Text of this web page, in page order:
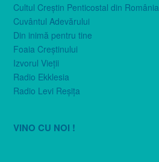
Cultul Creştin Penticostal din România
Cuvântul Adevărului
Din inimă pentru tine
Foaia Creştinului
Izvorul Vieţii
Radio Ekklesia
Radio Levi Reşiţa
VINO CU NOI !